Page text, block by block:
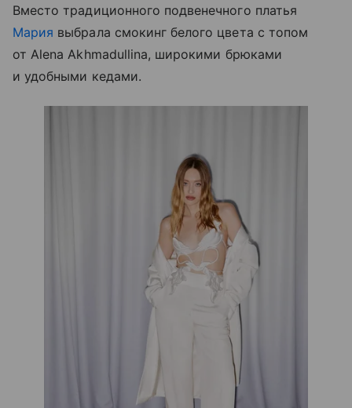
Вместо традиционного подвенечного платья
Мария выбрала смокинг белого цвета с топом
от Alena Akhmadullina, широкими брюками
и удобными кедами.